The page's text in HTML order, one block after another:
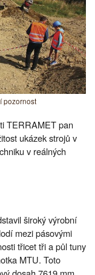
pozornost
TERRAMET pan
ukázek strojů v
v reálných
široký výrobní
mezi pásovými
třicet tři a půl tuny
MTU. Toto